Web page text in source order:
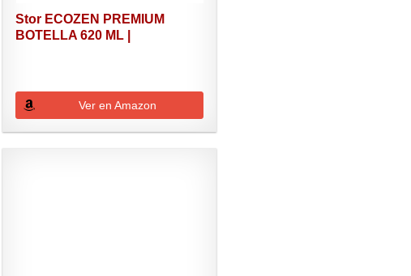
Stor ECOZEN PREMIUM
BOTELLA 620 ML |
Ver en Amazon